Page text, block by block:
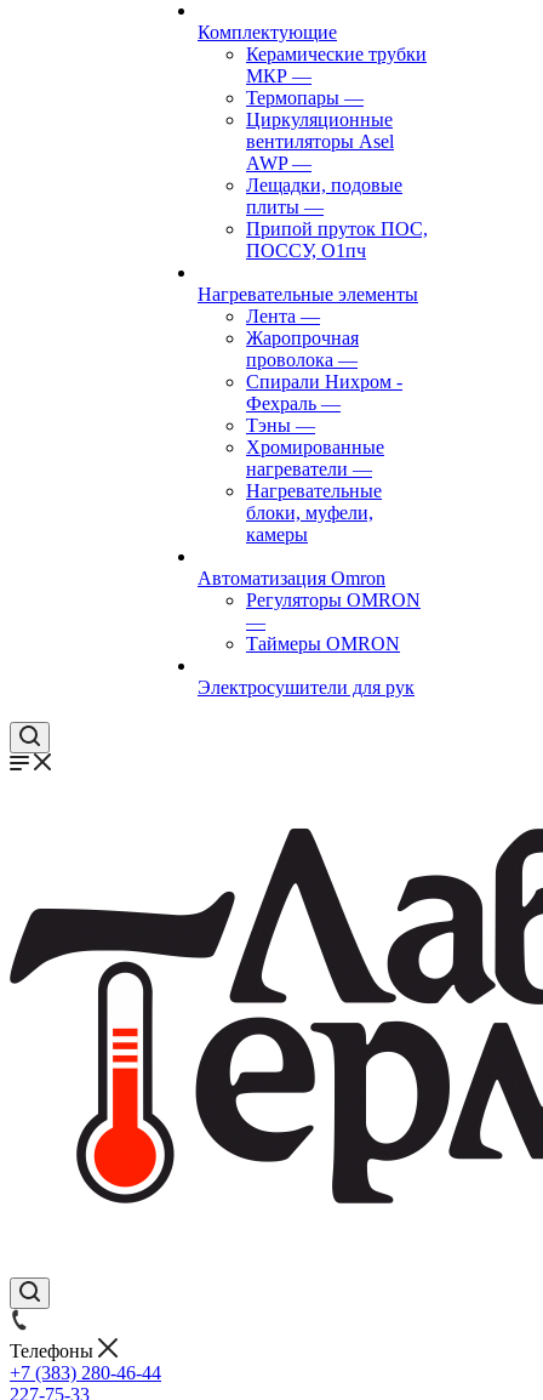
Комплектующие
Керамические трубки
МКР —
Термопары —
Циркуляционные
вентиляторы Asel
AWP—
Лещадки, подовые
плиты —
Припой пруток ПОС,
ПОССУ, О1пч
Нагревательные элементы
Лента —
Жаропрочная
проволока —
Спирали Нихром -
Фехраль —
Тэны —
Хромированные
нагреватели —
Нагревательные
блоки, муфели,
камеры
Автоматизация Omron
Регуляторы OMRON
—
Таймеры OMRON
Электросушители для рук
Телефоны
+7 (383) 280-46-44
227-75-33